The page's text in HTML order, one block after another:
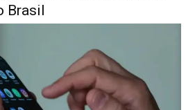
Brasil